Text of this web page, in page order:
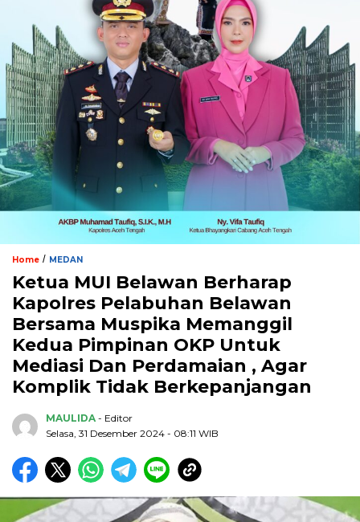
Home / MEDAN
Ketua MUI Belawan Berharap
Kapolres Pelabuhan Belawan
Bersama Muspika Memanggil
Kedua Pimpinan OKP Untuk
Mediasi Dan Perdamaian , Agar
Komplik Tidak Berkepanjangan
MAULIDA - Editor
Selasa, 31 Desember 2024 - 08:11 WIB